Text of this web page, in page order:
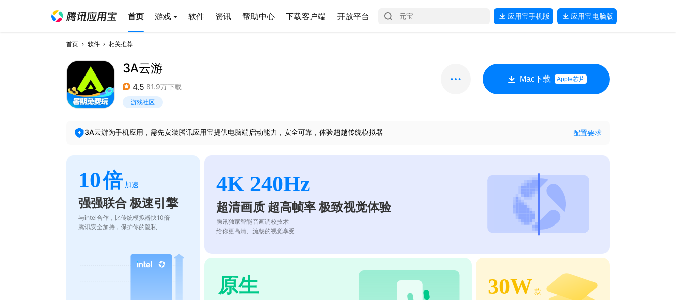
首页 游戏 软件 资讯 帮助中心 下载客户端 开放平台 应用宝手机版 应用宝电脑版
首页 软件 相关推荐
3A云游
4.5 81.9万下载
游戏社区
Mac下载 Apple芯片
3A云游为手机应用，需先安装腾讯应用宝提供电脑端启动能力，安全可靠，体验超越传统模拟器 配置要求
10倍 加速
强强联合 极速引擎
与intel合作，比传统模拟器快10倍
腾讯安全加持，保护你的隐私
4K 240Hz
超清画质 超高帧率 极致视觉体验
腾讯独家智能音画调校技术
给你更高清、流畅的视觉享受
原生 30W 款